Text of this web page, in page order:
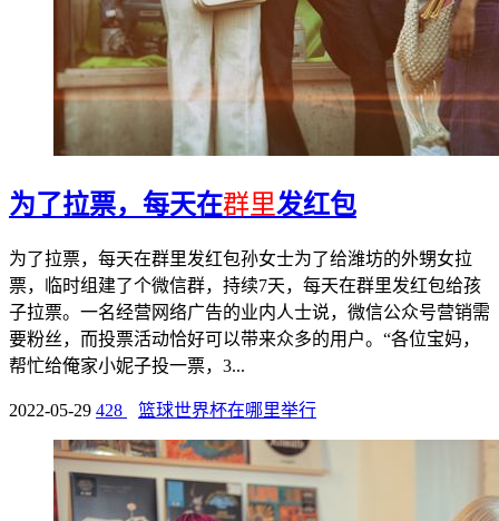
为了拉票，每天在群里发红包
为了拉票，每天在群里发红包孙女士为了给潍坊的外甥女拉
票，临时组建了个微信群，持续7天，每天在群里发红包给孩
子拉票。一名经营网络广告的业内人士说，微信公众号营销需
要粉丝，而投票活动恰好可以带来众多的用户。“各位宝妈，
帮忙给俺家小妮子投一票，3...
2022-05-29 428 篮球世界杯在哪里举行